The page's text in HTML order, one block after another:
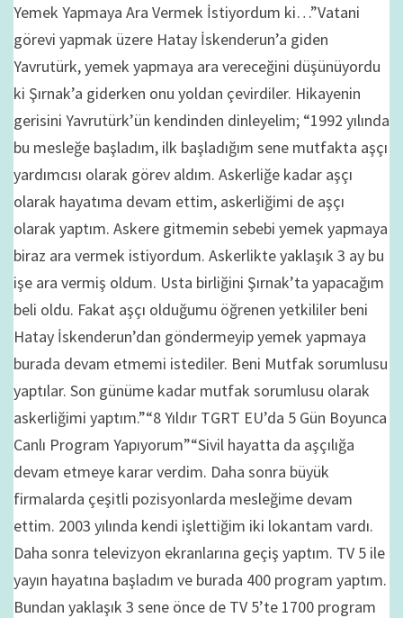
Yemek Yapmaya Ara Vermek İstiyordum ki…”Vatani
görevi yapmak üzere Hatay İskenderun’a giden
Yavrutürk, yemek yapmaya ara vereceğini düşünüyordu
ki Şırnak’a giderken onu yoldan çevirdiler. Hikayenin
gerisini Yavrutürk’ün kendinden dinleyelim; “1992 yılında
bu mesleğe başladım, ilk başladığım sene mutfakta aşçı
yardımcısı olarak görev aldım. Askerliğe kadar aşçı
olarak hayatıma devam ettim, askerliğimi de aşçı
olarak yaptım. Askere gitmemin sebebi yemek yapmaya
biraz ara vermek istiyordum. Askerlikte yaklaşık 3 ay bu
işe ara vermiş oldum. Usta birliğini Şırnak’ta yapacağım
beli oldu. Fakat aşçı olduğumu öğrenen yetkililer beni
Hatay İskenderun’dan göndermeyip yemek yapmaya
burada devam etmemi istediler. Beni Mutfak sorumlusu
yaptılar. Son günüme kadar mutfak sorumlusu olarak
askerliğimi yaptım.”“8 Yıldır TGRT EU’da 5 Gün Boyunca
Canlı Program Yapıyorum”“Sivil hayatta da aşçılığa
devam etmeye karar verdim. Daha sonra büyük
firmalarda çeşitli pozisyonlarda mesleğime devam
ettim. 2003 yılında kendi işlettiğim iki lokantam vardı.
Daha sonra televizyon ekranlarına geçiş yaptım. TV 5 ile
yayın hayatına başladım ve burada 400 program yaptım.
Bundan yaklaşık 3 sene önce de TV 5’te 1700 program